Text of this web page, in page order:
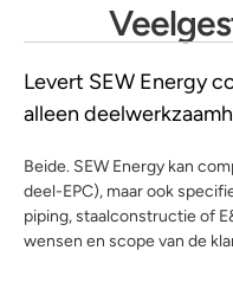
Levert SEW Energy
alleen
Beide. SEW Energy kan
deel-EPC), maar ook
piping, staalconstructie of
wensen en scope van de